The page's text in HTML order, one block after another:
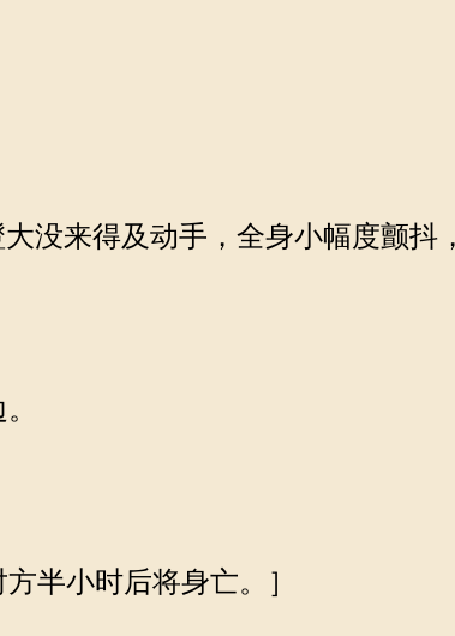
没来得及动手，全身小幅度颤抖
半小时后将身亡。］